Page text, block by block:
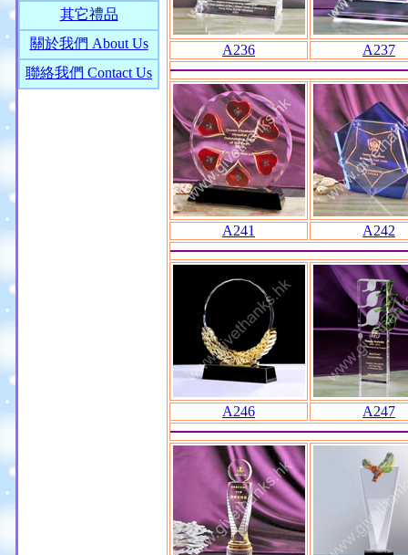
其它禮品
關於我們 About Us
聯絡我們 Contact Us
A236 A237
A241 A242
A246 A247